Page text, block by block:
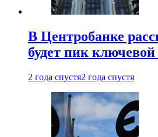
В Центробанке
будет пик
2 года спустя2 года спустя